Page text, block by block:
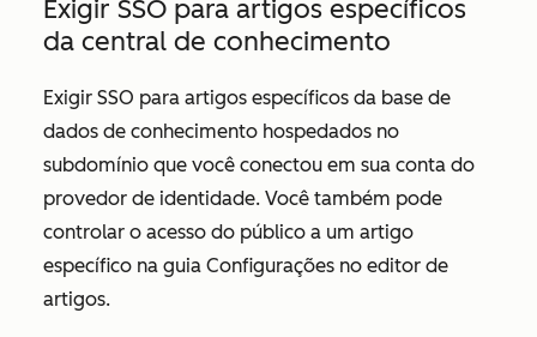
Exigir SSO para artigos específicos
da central de conhecimento
Exigir SSO para artigos específicos da base de
dados de conhecimento hospedados no
subdomínio que você conectou em sua conta do
provedor de identidade. Você também pode
controlar o acesso do público a um artigo
específico na guia Configurações no editor de
artigos.